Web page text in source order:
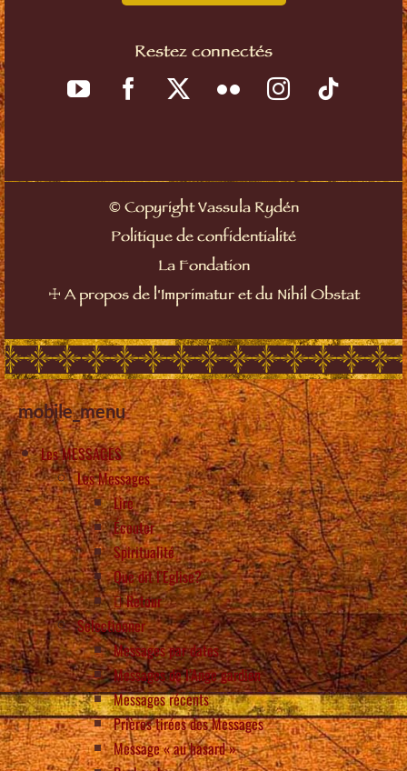
Restez connectés
©Copyright Vassula Rydén
Politique de confidentialité
La Fondation
☩ A propos de l'Imprimatur et du Nihil Obstat
mobile_menu
Les MESSAGES
Les Messages
Lire
Écouter
Spiritualité
Que dit l’Eglise?
Retour
Selectionner
Messages par dates
Messages de l’Ange gardien
Messages récents
Prières tirées des Messages
Message « au hasard »